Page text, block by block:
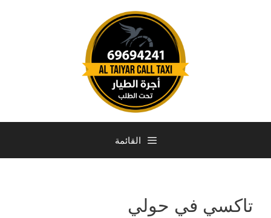
القائمة
تاكسي في حولي